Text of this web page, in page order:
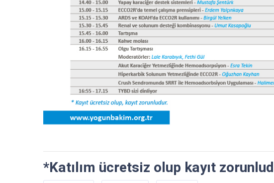
*Katılım ücretsiz olup kayıt